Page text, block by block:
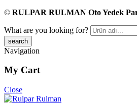
© RULPAR RULMAN Oto Yedek
What are you looking for?
Navigation
My Cart
Close